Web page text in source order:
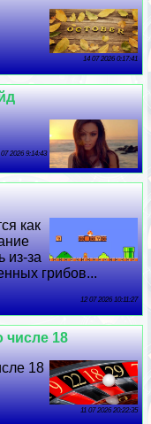
14 07 2026 0:17:41
2026 9:14:43
как
из-за
грибов...
12 07 2026 10:11:27
числе 18
18
11 07 2026 20:22:35